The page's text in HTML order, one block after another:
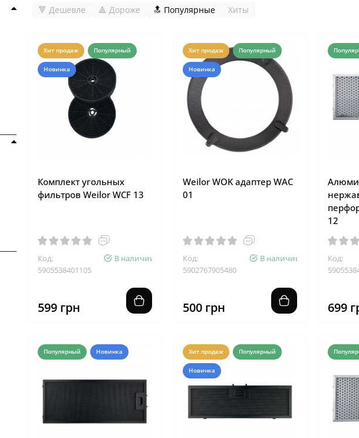
🔻 Дешевле 🔺 Дороже 🔝 Популярные Хиты
Хит продаж Популярный
Новинка
Комплект угольных
фильтров Weilor WCF 13
Код:
5905538401105
В наличии
599 грн
Хит продаж Популярный
Новинка
Weilor WOK адаптер WAC
01
Код:
5902767905480
В наличии
500 грн
12
Код:
699
Популярный Новинка Хит продаж Популярный
Новинка